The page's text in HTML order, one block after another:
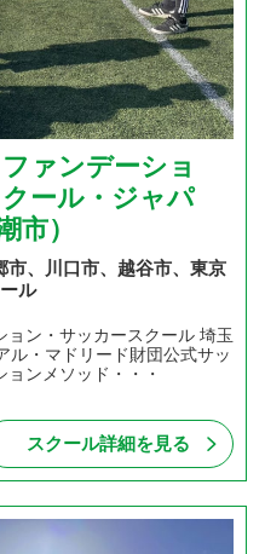
ァンデーショ
ール・ジャパ
）
市、川口市、越谷市、東京
ル
ョン・サッカースクール 埼玉
ル・マドリード財団公式サッ
ンメソッド・・・
スクール詳細を見る